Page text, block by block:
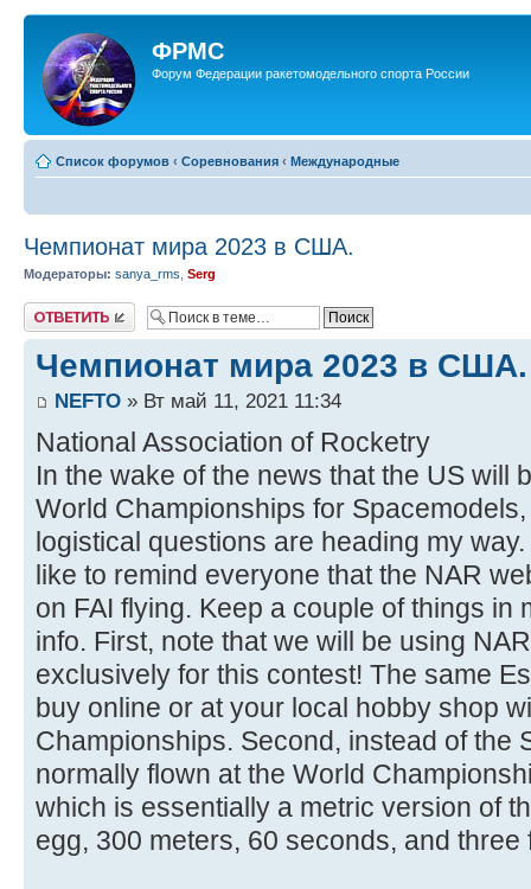
ФРМС
Форум Федерации ракетомодельного спорта России
Список форумов ‹ Соревнования ‹ Международные
Чемпионат мира 2023 в США.
Модераторы: sanya_rms Serg
Ответить
Чемпионат мира 2023 в США.
NEFTO » Вт май 11, 2021 11:34
National Association of Rocketry
In the wake of the news that the US will
World Championships for
logistical questions are heading my
like to remind everyone that the NAR
on FAI flying. Keep a couple of things in
info. First, note that we will be using
exclusively for this contest! The same
buy online or at your local hobby shop
Championships. Second, instead of the
normally flown at the World
which is essentially a metric version of
egg, 300 meters, 60 seconds, and three